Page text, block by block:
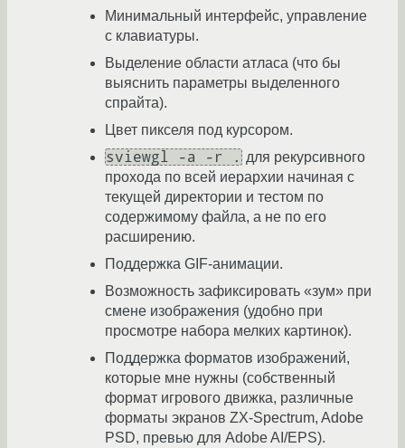
Минимальный интерфейс, управление
с клавиатуры.
Выделение области атласа (что бы
выяснить параметры выделенного
спрайта).
Цвет пикселя под курсором.
sviewgl -a -r . для рекурсивного
прохода по всей иерархии начиная с
текущей директории и тестом по
содержимому файла, а не по его
расширению.
Поддержка GIF-анимации.
Возможность зафиксировать «зум» при
смене изображения (удобно при
просмотре набора мелких картинок).
Поддержка форматов изображений,
которые мне нужны (собственный
формат игрового движка, различные
форматы экранов ZX-Spectrum, Adobe
PSD, превью для Adobe AI/EPS).